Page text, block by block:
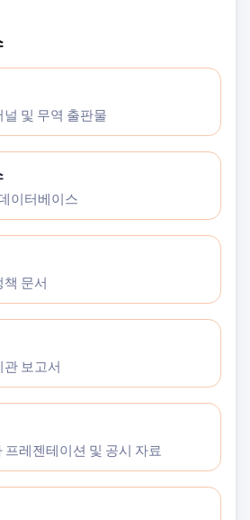
및 무역 출판물
이터베이스
책 문서
보고서
프레젠테이션 및 공시 자료